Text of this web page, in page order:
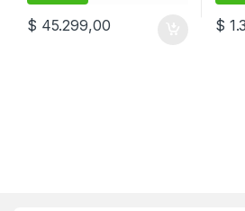
$ 45.299,00 $